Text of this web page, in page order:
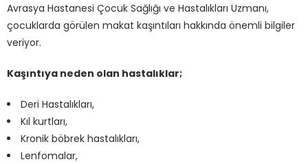
Avrasya Hastanesi Çocuk Sağlığı ve Hastalıkları Uzmanı,
çocuklarda görülen makat kaşıntıları hakkında önemli bilgiler
veriyor.
Kaşıntıya neden olan hastalıklar;
Deri Hastalıkları,
Kıl kurtları,
Kronik böbrek hastalıkları,
Lenfomalar,